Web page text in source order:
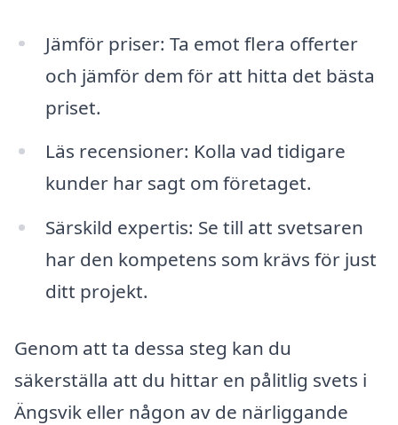
Jämför priser: Ta emot flera offerter
och jämför dem för att hitta det bästa
priset.
Läs recensioner: Kolla vad tidigare
kunder har sagt om företaget.
Särskild expertis: Se till att svetsaren
har den kompetens som krävs för just
ditt projekt.
Genom att ta dessa steg kan du
säkerställa att du hittar en pålitlig svets i
Ängsvik eller någon av de närliggande